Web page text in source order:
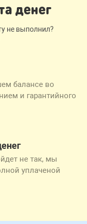
денег
не выполнил?
балансе во
и гарантийного
не так, мы
уплаченой